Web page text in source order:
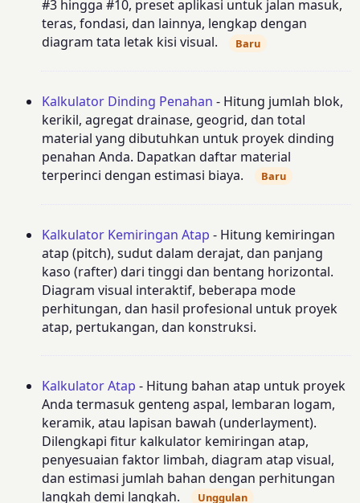
#3 hingga #10, preset aplikasi untuk jalan masuk,
teras, fondasi, dan lainnya, lengkap dengan
diagram tata letak kisi visual.
Baru
Kalkulator Dinding Penahan - Hitung jumlah blok,
kerikil, agregat drainase, geogrid, dan total
material yang dibutuhkan untuk proyek dinding
penahan Anda. Dapatkan daftar material
terperinci dengan estimasi biaya.
Baru
Kalkulator Kemiringan Atap - Hitung kemiringan
atap (pitch), sudut dalam derajat, dan panjang
kaso (rafter) dari tinggi dan bentang horizontal.
Diagram visual interaktif, beberapa mode
perhitungan, dan hasil profesional untuk proyek
atap, pertukangan, dan konstruksi.
Kalkulator Atap - Hitung bahan atap untuk proyek
Anda termasuk genteng aspal, lembaran logam,
keramik, atau lapisan bawah (underlayment).
Dilengkapi fitur kalkulator kemiringan atap,
penyesuaian faktor limbah, diagram atap visual,
dan estimasi jumlah bahan dengan perhitungan
langkah demi langkah.
Unggulan